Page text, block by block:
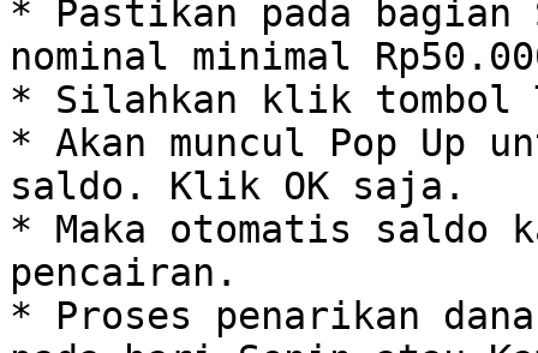
* Pastikan pada
nominal minimal
* Silahkan klik tombol
* Akan muncul Pop Up
saldo. Klik OK saja.
* Maka otomatis saldo
pencairan.
* Proses penarikan